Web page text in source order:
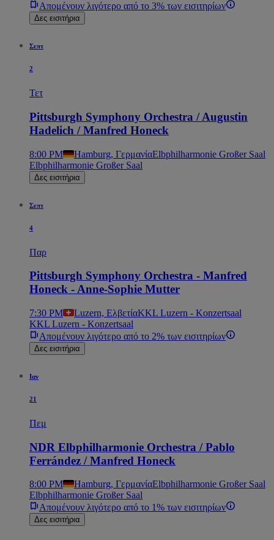
Απομένουν λιγότερο από το 3% των εισιτηρίων
Δες εισιτήρια
Σεπτ
2
Τετ
Pittsburgh Symphony Orchestra / Augustin
Hadelich / Manfred Honeck
8:00 PM Hamburg, ΓερμανίαElbphilharmonie Großer Saal
Elbphilharmonie Großer Saal
Δες εισιτήρια
Σεπτ
4
Παρ
Pittsburgh Symphony Orchestra - Manfred
Honeck - Anne-Sophie Mutter
7:30 PM Luzern, ΕλβετίαKKL Luzern - Konzertsaal
KKL Luzern - Konzertsaal
Απομένουν λιγότερο από το 2% των εισιτηρίων
Δες εισιτήρια
Ιαν
21
Πεμ
NDR Elbphilharmonie Orchestra / Pablo
Ferrández / Manfred Honeck
8:00 PM Hamburg, ΓερμανίαElbphilharmonie Großer Saal
Elbphilharmonie Großer Saal
Απομένουν λιγότερο από το 1% των εισιτηρίων
Δες εισιτήρια